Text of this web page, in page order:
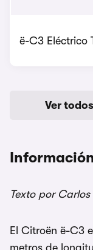
ë-C3 Eléctrico
Ver
Texto por
El Citroën ë-C3
metros de